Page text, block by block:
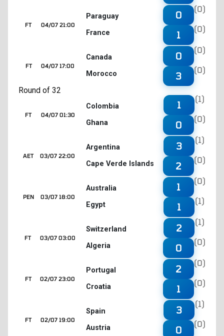
04/07 21:00
FT
Paraguay
France
0
(0)
1
(0)
04/07 17:00
FT
Canada
Morocco
0
(0)
3
(0)
Round of 32
04/07 01:30
FT
Colombia
Ghana
1
(1)
0
(0)
03/07 22:00
AET
Argentina
Cape Verde Islands
3
(1)
2
(0)
03/07 18:00
PEN
Australia
Egypt
1
(0)
1
(1)
03/07 03:00
FT
Switzerland
Algeria
2
(1)
0
(0)
02/07 23:00
FT
Portugal
Croatia
2
(0)
1
(0)
02/07 19:00
FT
Spain
Austria
3
(1)
0
(0)